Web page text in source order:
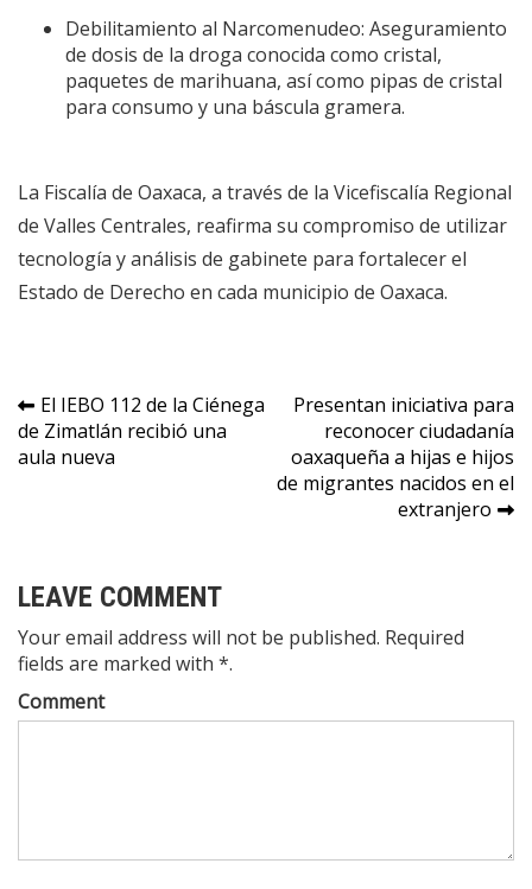
Debilitamiento al Narcomenudeo: Aseguramiento
de dosis de la droga conocida como cristal,
paquetes de marihuana, así como pipas de cristal
para consumo y una báscula gramera.
La Fiscalía de Oaxaca, a través de la Vicefiscalía Regional
de Valles Centrales, reafirma su compromiso de utilizar
tecnología y análisis de gabinete para fortalecer el
Estado de Derecho en cada municipio de Oaxaca.
Navegación
de
El IEBO 112 de la Ciénega
de Zimatlán recibió una
aula nueva
Presentan iniciativa para
reconocer ciudadanía
oaxaqueña a hijas e hijos
de migrantes nacidos en el
extranjero
LEAVE COMMENT
Your email address will not be published. Required
fields are marked with *.
Comment